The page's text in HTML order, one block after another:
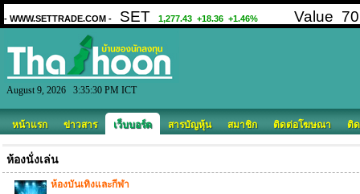
August 9, 2026 3:35:30 PM ICT
หน้าแรก ข่าวสาร เว็บบอร์ด สารบัญหุ้น สมาชิก ติดต่อโฆษณา ติ
ห้องนั่งเล่น
ห้องบันเทิงและกีฬา